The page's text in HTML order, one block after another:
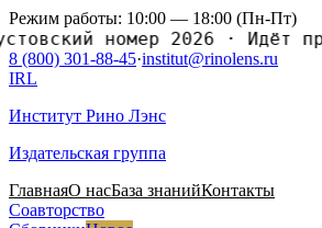
Режим работы: 10:00 — 18:00 (Пн-Пт)
номер 2026· Идёт
8 (800) 301-88-45·institut@rinolens.ru
IRL
Институт Рино Лэнс
Издательская группа
ГлавнаяО насБаза знанийКонтакты
Соавторство